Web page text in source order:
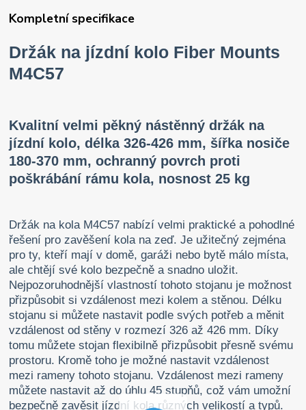
Kompletní specifikace
Držák na jízdní kolo Fiber Mounts
M4C57
Kvalitní velmi pěkný nástěnný držák na
jízdní kolo, délka 326-426 mm, šířka nosiče
180-370 mm, ochranný povrch proti
poškrábání rámu kola, nosnost 25 kg
Držák na kola M4C57 nabízí velmi praktické a pohodlné
řešení pro zavěšení kola na zeď. Je užitečný zejména
pro ty, kteří mají v domě, garáži nebo bytě málo místa,
ale chtějí své kolo bezpečně a snadno uložit.
Nejpozoruhodnější vlastností tohoto stojanu je možnost
přizpůsobit si vzdálenost mezi kolem a stěnou. Délku
stojanu si můžete nastavit podle svých potřeb a měnit
vzdálenost od stěny v rozmezí 326 až 426 mm. Díky
tomu můžete stojan flexibilně přizpůsobit přesně svému
prostoru. Kromě toho je možné nastavit vzdálenost
mezi rameny tohoto stojanu. Vzdálenost mezi rameny
můžete nastavit až do úhlu 45 stupňů, což vám umožní
bezpečně zavěsit jízdní kola různých velikostí a typů.